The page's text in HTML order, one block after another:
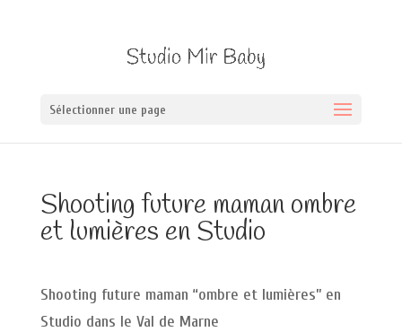
Sélectionner une page
Shooting future maman ombre
et lumières en Studio
Shooting future maman “ombre et lumières” en
Studio dans le Val de Marne